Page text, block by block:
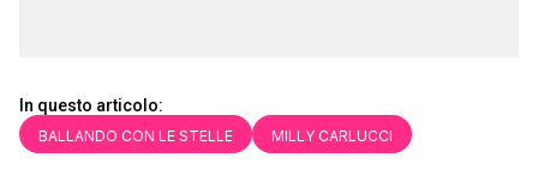
In questo articolo:
BALLANDO CON LE STELLE MILLY CARLUCCI